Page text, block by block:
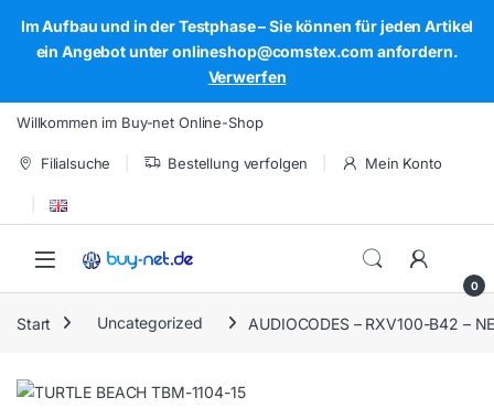
Im Aufbau und in der Testphase – Sie können für jeden Artikel
ein Angebot unter onlineshop@comstex.com anfordern.
Verwerfen
Skip to navigation
Skip to content
Willkommen im Buy-net Online-Shop
Filialsuche Bestellung verfolgen Mein Konto
Open
0
Start Uncategorized AUDIOCODES – RXV100-B42 –